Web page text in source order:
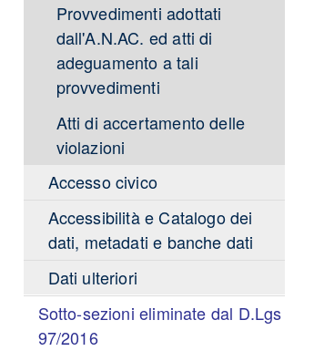
Provvedimenti adottati
dall'A.N.AC. ed atti di
adeguamento a tali
provvedimenti
Atti di accertamento delle
violazioni
Accesso civico
Accessibilità e Catalogo dei
dati, metadati e banche dati
Dati ulteriori
Sotto-sezioni eliminate dal D.Lgs
97/2016